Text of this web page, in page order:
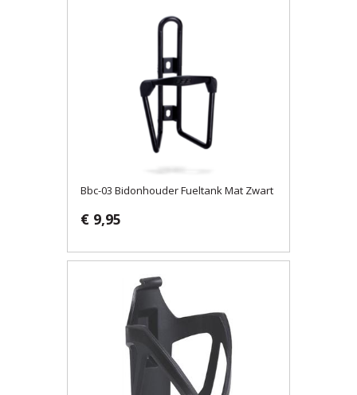
Bbc-03 Bidonhouder Fueltank Mat Zwart
€ 9,95